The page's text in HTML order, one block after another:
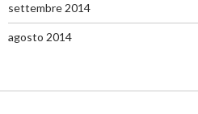
settembre 2014
agosto 2014